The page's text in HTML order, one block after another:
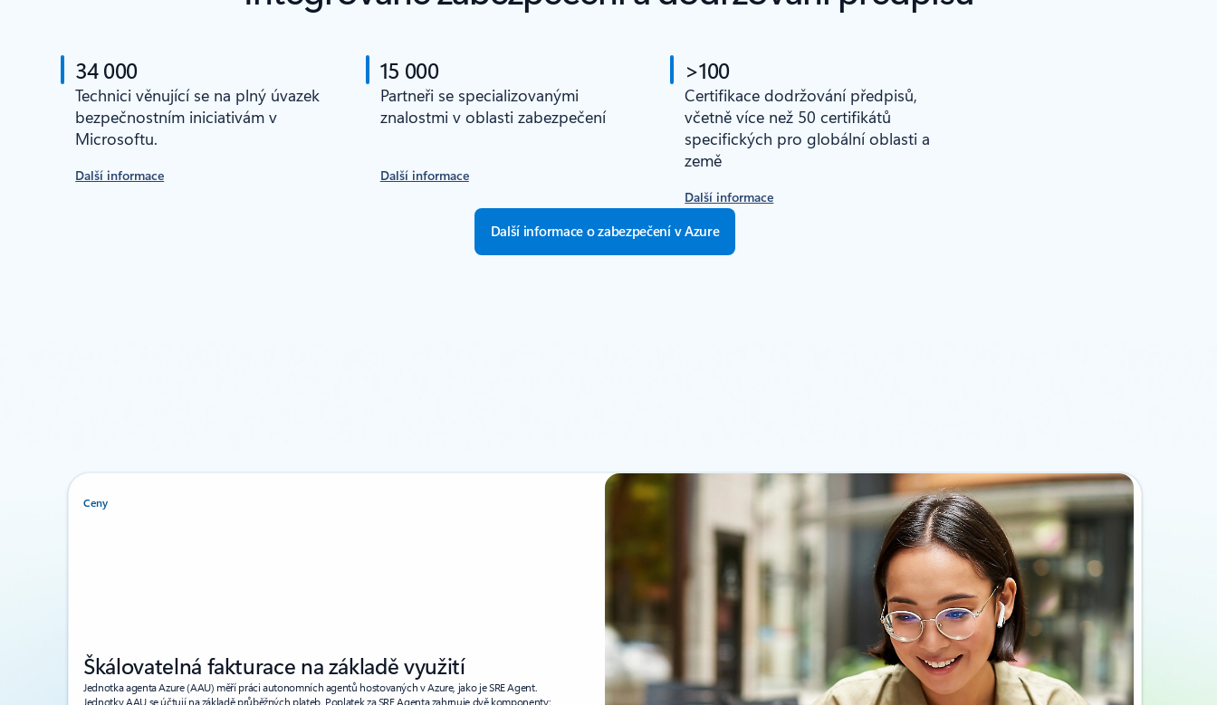
34 000
Technici věnující se na plný úvazek
bezpečnostním iniciativám v
Microsoftu.
Další informace
15 000
Partneři se specializovanými
znalostmi v oblasti zabezpečení
Další informace
>100
Certifikace dodržování předpisů,
včetně více než 50 certifikátů
specifických pro globální oblasti a
země
Další informace
Další informace o zabezpečení v Azure
Ceny
Škálovatelná fakturace na základě využití
Jednotka agenta Azure (AAU) měří práci autonomních agentů hostovaných v Azure, jako je SRE Agent.
Jednotky AAU se účtují na základě průběžných plateb. Poplatek za SRE Agenta zahrnuje dvě komponenty: